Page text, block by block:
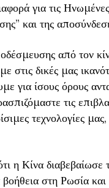
για τις
και της
από τον
στις δικές μας
για ίσους όρους
τις
τεχνολογίες
η Κίνα διαβεβαίωσε
στη Ρωσία